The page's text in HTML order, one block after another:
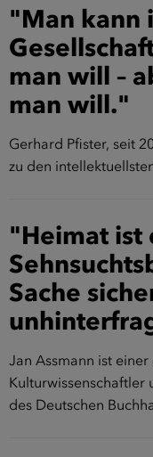
"Man kann
man will –
man will."
Gerhard Pfister, seit
zu den
"Heimat ist
Sache
Jan Assmann ist
Kulturwissenschaftler
des Deutschen